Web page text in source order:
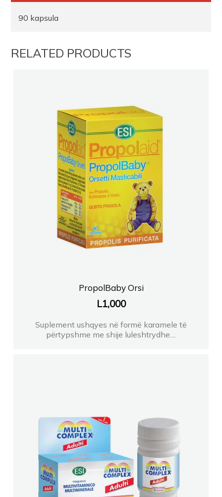
90 kapsula
RELATED PRODUCTS
PropolBaby Orsi
L1,000
Suplement ushqyes në formë karamele të
përtypshme me shije luleshtrydhe....